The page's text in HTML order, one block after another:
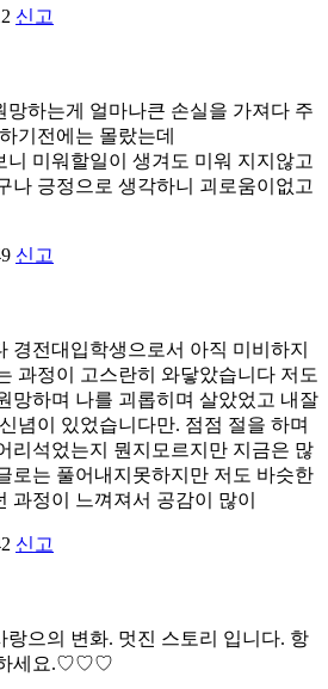
신고
망하는게 얼마나큰 손실을 가져다 주
기전에는 몰랐는데
니 미워할일이 생겨도 미워 지지않고
나 긍정으로 생각하니 괴로움이없고
신고
경전대입학생으로서 아직 미비하지
과정이 고스란히 와닿았습니다 저도
망하며 나를 괴롭히며 살았었고 내잘
념이 있었습니다만. 점점 절을 하며
리석었는지 뭔지모르지만 지금은 많
로는 풀어내지못하지만 저도 바슷한
과정이 느껴져서 공감이 많이
신고
랑으의 변화. 멋진 스토리 입니다. 항
하세요.♡♡♡